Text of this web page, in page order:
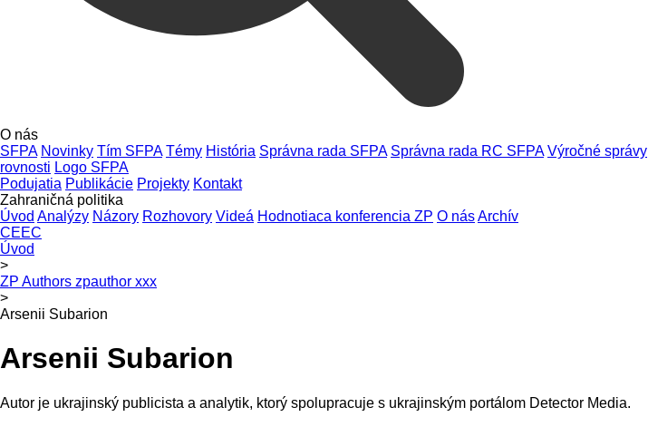
O nás
SFPA Novinky Tím SFPA Témy História Správna rada SFPA Správna rada RC SFPA Výročné správy
rovnosti Logo SFPA
Podujatia Publikácie Projekty Kontakt
Zahraničná politika
Úvod Analýzy Názory Rozhovory Videá Hodnotiaca konferencia ZP O násArchív
CEEC
Úvod
>
ZP Authors zpauthor xxx
>
Arsenii Subarion
Arsenii Subarion
Autor je ukrajinský publicista a analytik, ktorý spolupracuje s ukrajinským portálom Detector Media.